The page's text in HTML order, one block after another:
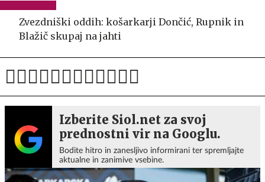
Zvezdniški oddih: košarkarji Dončić, Rupnik in
Blažič skupaj na jahti
Izberite Siol.net za svoj
prednostni vir na Googlu.
Bodite hitro in zanesljivo informirani ter spremljajte
aktualne in zanimive vsebine.